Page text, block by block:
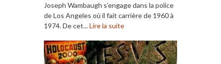
Joseph Wambaugh s’engage dans la police
de Los Angeles où il fait carrière de 1960 à
1974. De cet...Lire la suite